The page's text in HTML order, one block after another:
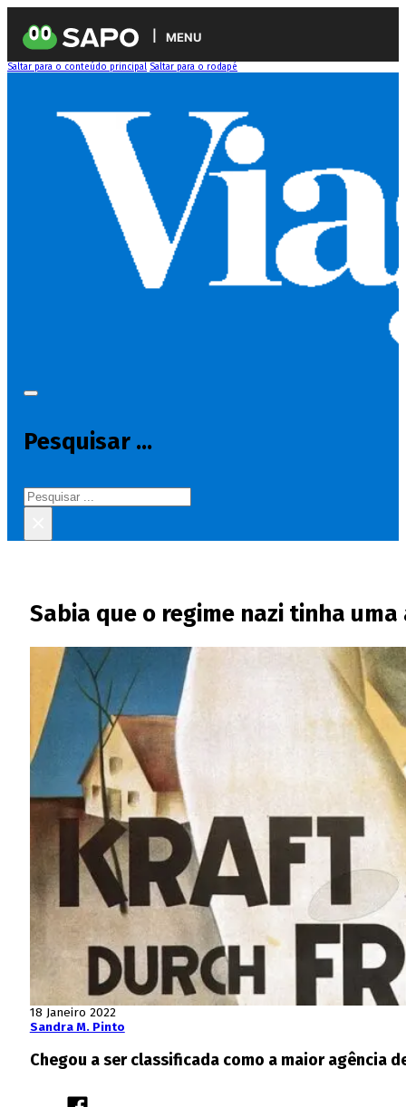
MENU
Saltar para o conteúdo principal Saltar para o rodapé
Pesquisar ...
Pesquisar
Sabia que o regime nazi tinha
18 Janeiro 2022
Sandra M. Pinto
Chegou a ser classificada como a maior agência